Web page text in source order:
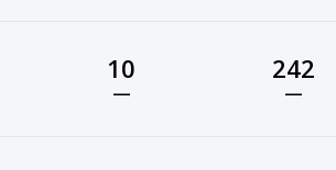
10
—
242
—